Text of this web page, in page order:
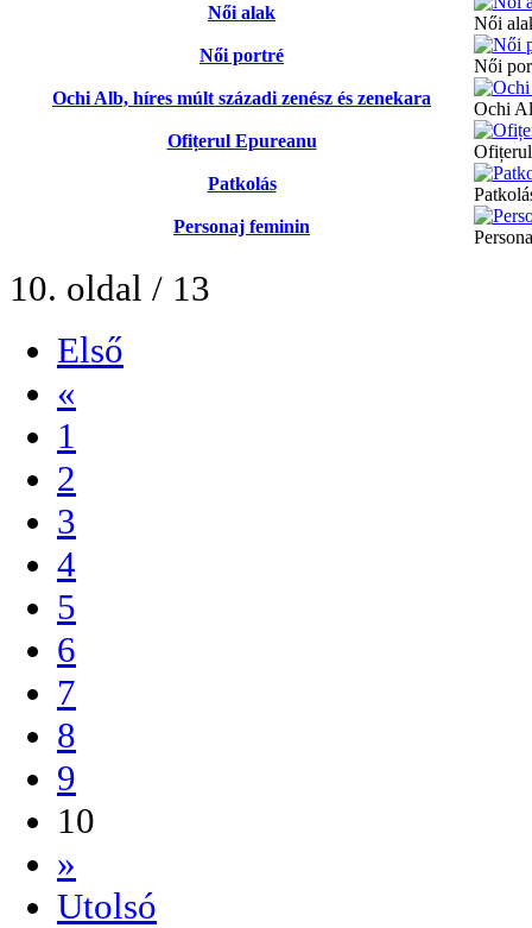
Női alak
Női
Női portré
Női
Ochi Alb, híres múlt századi zenész és zenekara
Ochi
Ofițerul Epureanu
Patkolás
Personaj feminin
10. oldal / 13
Első
«
1
2
3
4
5
6
7
8
9
10
»
Utolsó